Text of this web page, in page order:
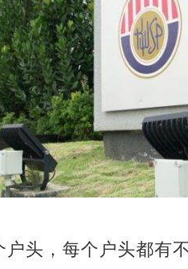
头，每个户头都有